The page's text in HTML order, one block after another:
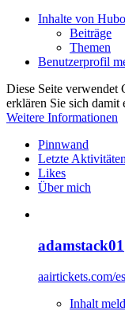
Inhalte von
Beiträge
Themen
Benutzerprofil
Diese Seite verwendet
erklären Sie sich damit
Weitere Informationen
Pinnwand
Letzte Aktivitäten
Likes
Über mich
adamstack01
aairtickets.com/
Inhalt